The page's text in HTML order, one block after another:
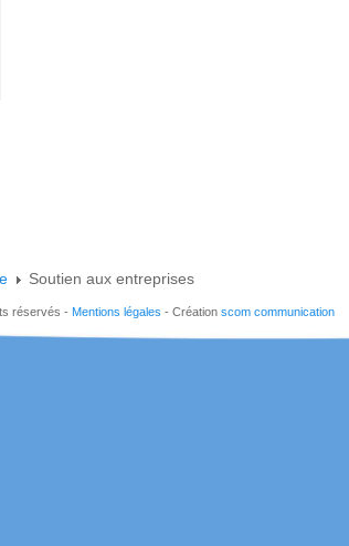
Soutien aux entreprises
réservés - Mentions légales - Création scom communication